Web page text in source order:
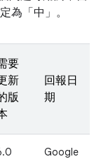
為「中」。
要
新
版
回報日
期
Google